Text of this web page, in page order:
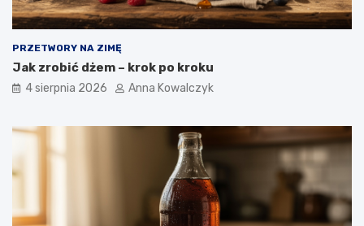
PRZETWORY NA ZIMĘ
Jak zrobić dżem – krok po kroku
4 sierpnia 2026 Anna Kowalczyk